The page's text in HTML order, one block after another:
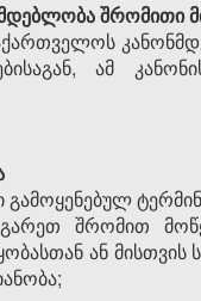
შრომითი
ამ
გამოყენებულ
შრომით
ან